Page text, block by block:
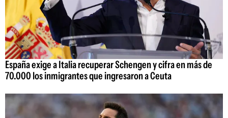
España exige a Italia recuperar Schengen y cifra en más de
70.000 los inmigrantes que ingresaron a Ceuta